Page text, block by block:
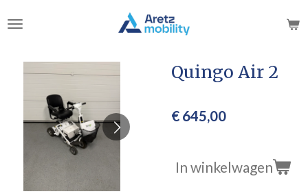
direct
Quingo Air 2
€ 645,00
In winkelwagen